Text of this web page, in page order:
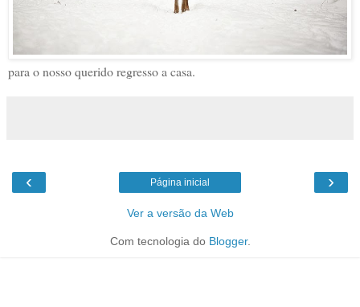
para o nosso querido regresso a casa.
‹ ›
Página inicial
Ver a versão da Web
Com tecnologia do Blogger.